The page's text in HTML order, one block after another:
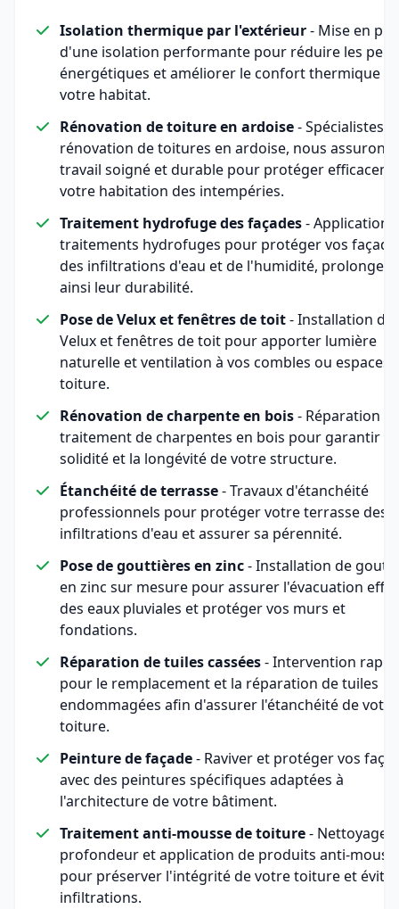
Isolation thermique par l'extérieur- Mise en
d'une isolation performante pour réduire les
énergétiques et améliorer le confort thermique
votre habitat.
Rénovation de toiture en ardoise- Spécialistes
rénovation de toitures en ardoise, nous assurons
travail soigné et durable pour protéger
votre habitation des intempéries.
Traitement hydrofuge des façades- Application
traitements hydrofuges pour protéger vos
des infiltrations d'eau et de l'humidité,
ainsi leur durabilité.
Pose de Velux et fenêtres de toit- Installation de
Velux et fenêtres de toit pour apporter lumière
naturelle et ventilation à vos combles ou espaces
toiture.
Rénovation de charpente en bois- Réparation et
traitement de charpentes en bois pour garantir la
solidité et la longévité de votre structure.
Étanchéité de terrasse- Travaux d'étanchéité
professionnels pour protéger votre terrasse des
infiltrations d'eau et assurer sa pérennité.
Pose de gouttières en zinc- Installation de
en zinc sur mesure pour assurer l'évacuation
des eaux pluviales et protéger vos murs et
fondations.
Réparation de tuiles cassées- Intervention
pour le remplacement et la réparation de tuiles
endommagées afin d'assurer l'étanchéité de votre
toiture.
Peinture de façade- Raviver et protéger vos
avec des peintures spécifiques adaptées à
l'architecture de votre bâtiment.
Traitement anti-mousse de toiture- Nettoyage
profondeur et application de produits anti-
pour préserver l'intégrité de votre toiture et
infiltrations.